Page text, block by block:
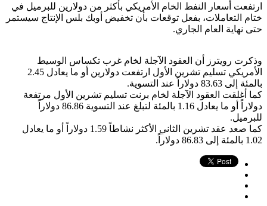
ارتفعت أسعار النفط الخام الأمريكي بأكثر من دولارين للبرميل في
ختام التعاملات، بفعل توقعات بأن تخفيض أوبك بلس الإنتاج سيستمر
حتى نهاية العام الجاري.
وذكرت رويترز أن العقود الآجلة لخام غرب تكساس الوسيط
الأمريكي تسليم تشرين الأول ارتفعت دولارين أو ما يعادل 2.45
بالمئة إلى 83.63 دولاراً عند التسوية.
كما أغلقت العقود الآجلة لخام برنت تسليم تشرين الأول مرتفعة
دولاراً أو ما يعادل 1.16 بالمئة لتبلغ عند التسوية 86.86 دولاراً
للبرميل.
كما صعد عقد تشرين الثاني الأكثر نشاطاً 1.59 دولاراً أو ما يعادل
1.02 بالمئة إلى 86.83 دولاراً.